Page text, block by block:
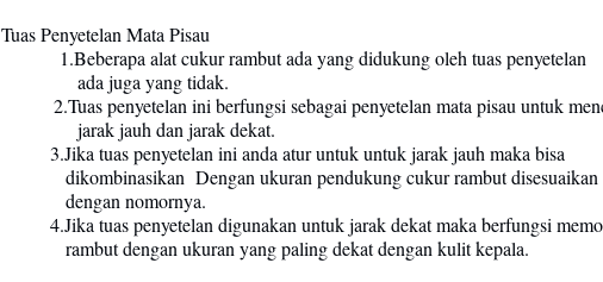
Tuas Penyetelan Mata Pisau
1.Beberapa alat cukur rambut ada yang didukung oleh tuas penyetelan
ada juga yang tidak.
2.Tuas penyetelan ini berfungsi sebagai penyetelan mata pisau untuk
jarak jauh dan jarak dekat.
3.Jika tuas penyetelan ini anda atur untuk untuk jarak jauh maka bisa
dikombinasikan Dengan ukuran pendukung cukur rambut disesuaikan
dengan nomornya.
4.Jika tuas penyetelan digunakan untuk jarak dekat maka berfungsi
rambut dengan ukuran yang paling dekat dengan kulit kepala.